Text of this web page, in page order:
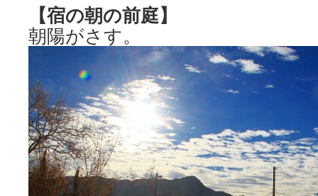
【宿の朝の前庭】
朝陽がさす。